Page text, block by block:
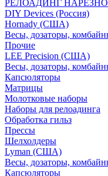
РЕЛОАДИНГ
DIY Devices (Россия)
Hornady (США)
Весы, дозаторы,
Прочие
LEE Precision (США)
Весы, дозаторы,
Капсюляторы
Матрицы
Молотковые наборы
Наборы для релоадинга
Обработка гильз
Преcсы
Шелхолдеры
Lyman (США)
Весы, дозаторы,
Капсюляторы